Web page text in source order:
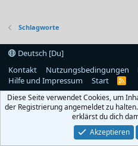
Schlagworte
Deutsch [Du]
Kontakt
Nutzungsbedingungen
Hilfe und Impressum
Start
R
S
Diese Seite verwendet Cookies, um
der Registrierung angemeldet zu
erklärst du dich
Akzeptieren